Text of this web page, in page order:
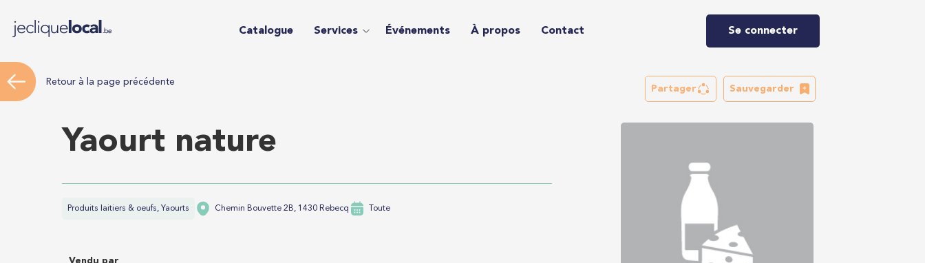
Catalogue Services Événements À propos Contact Se connecter
Retour à la page précédente
Partager Sauvegarder
Yaourt nature
Produits laitiers & oeufs, Yaourts Chemin Bouvette 2B, 1430 Rebecq Toute
Vendu par